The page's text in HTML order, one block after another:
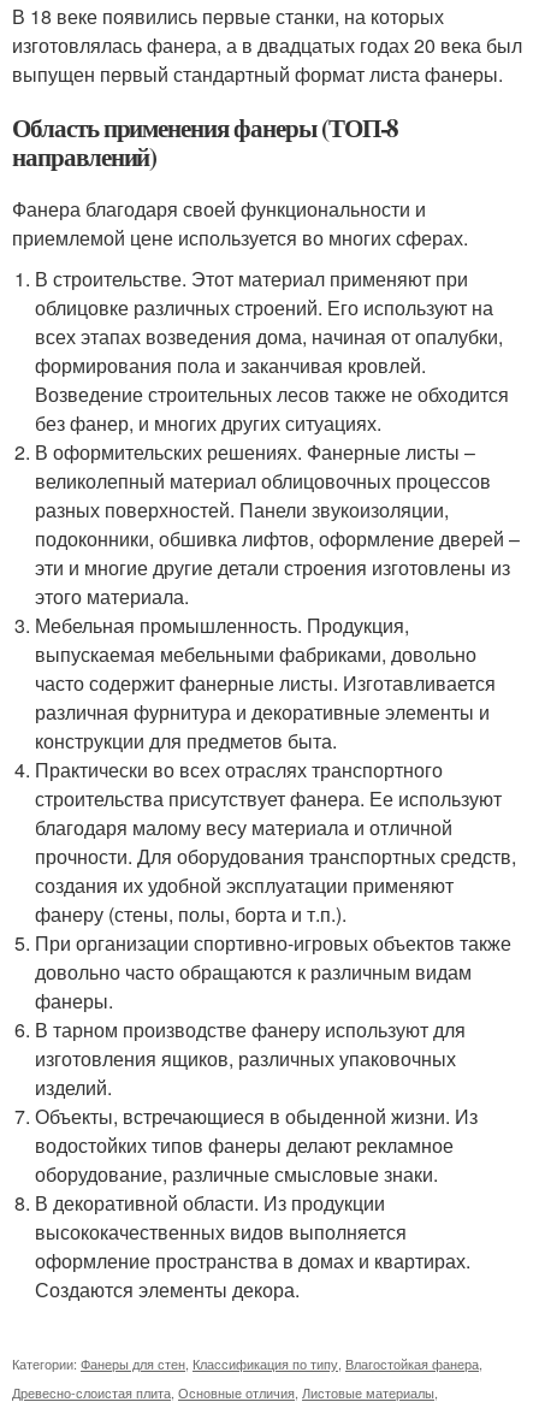
В 18 веке появились первые станки, на которых
изготовлялась фанера, а в двадцатых годах 20 века был
выпущен первый стандартный формат листа фанеры.
Область применения фанеры (ТОП-8
направлений)
Фанера благодаря своей функциональности и
приемлемой цене используется во многих сферах.
В строительстве. Этот материал применяют при
облицовке различных строений. Его используют на
всех этапах возведения дома, начиная от опалубки,
формирования пола и заканчивая кровлей.
Возведение строительных лесов также не обходится
без фанер, и многих других ситуациях.
В оформительских решениях. Фанерные листы –
великолепный материал облицовочных процессов
разных поверхностей. Панели звукоизоляции,
подоконники, обшивка лифтов, оформление дверей –
эти и многие другие детали строения изготовлены из
этого материала.
Мебельная промышленность. Продукция,
выпускаемая мебельными фабриками, довольно
часто содержит фанерные листы. Изготавливается
различная фурнитура и декоративные элементы и
конструкции для предметов быта.
Практически во всех отраслях транспортного
строительства присутствует фанера. Ее используют
благодаря малому весу материала и отличной
прочности. Для оборудования транспортных средств,
создания их удобной эксплуатации применяют
фанеру (стены, полы, борта и т.п.).
При организации спортивно-игровых объектов также
довольно часто обращаются к различным видам
фанеры.
В тарном производстве фанеру используют для
изготовления ящиков, различных упаковочных
изделий.
Объекты, встречающиеся в обыденной жизни. Из
водостойких типов фанеры делают рекламное
оборудование, различные смысловые знаки.
В декоративной области. Из продукции
высококачественных видов выполняется
оформление пространства в домах и квартирах.
Создаются элементы декора.
Категории: Фанеры для стен Классификация по типу Влагостойкая фанера
Древесно-слоистая плита Основные отличия Листовые материалы